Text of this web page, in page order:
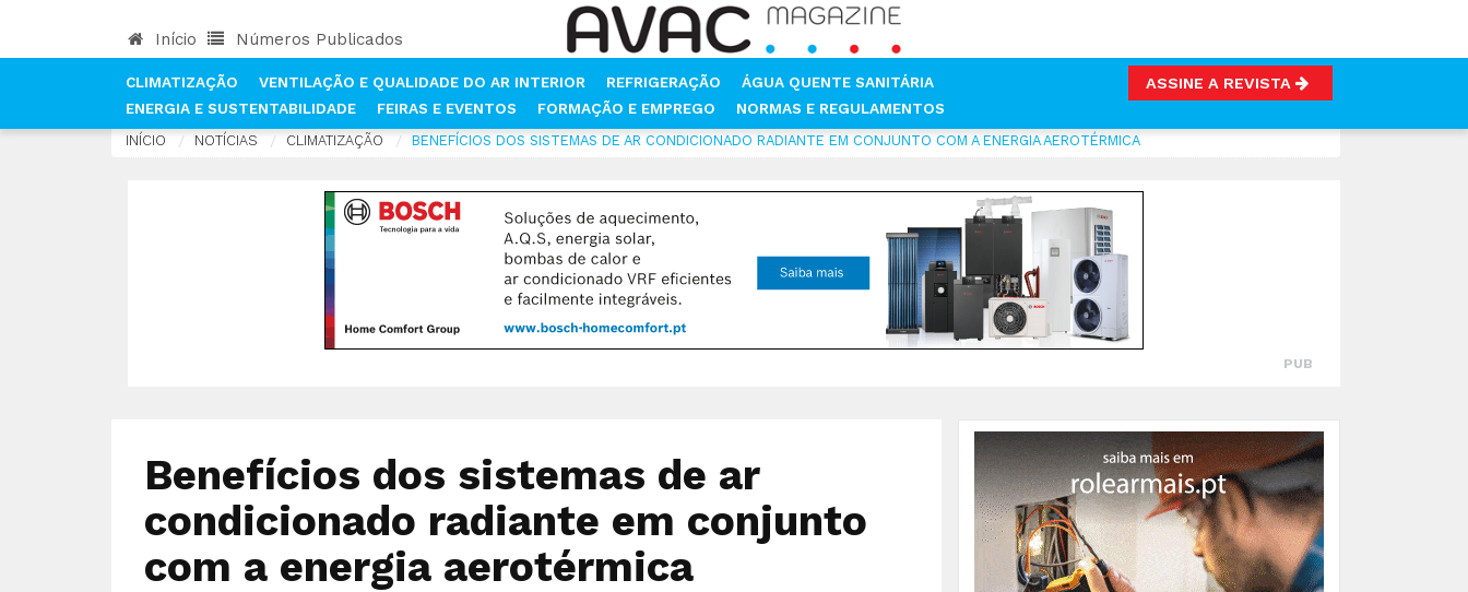
Início Números Publicados
CLIMATIZAÇÃO VENTILAÇÃO E QUALIDADE DO AR INTERIOR REFRIGERAÇÃO
ÁGUA QUENTE SANITÁRIA
ENERGIA E SUSTENTABILIDADE
FEIRAS E EVENTOS FORMAÇÃO E EMPREGO NORMAS E REGULAMENTOS
ASSINE A REVISTA
INÍCIO NOTÍCIAS CLIMATIZAÇÃO BENEFÍCIOS DOS SISTEMAS DE AR CONDICIONADO RADIANTE EM CONJUNTO COM A ENERGIA AEROTÉRMICA
PUB
Benefícios dos sistemas de ar
condicionado radiante em conjunto
com a energia aerotérmica